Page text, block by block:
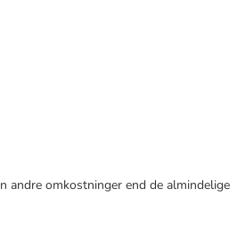
andre omkostninger end de almindelige